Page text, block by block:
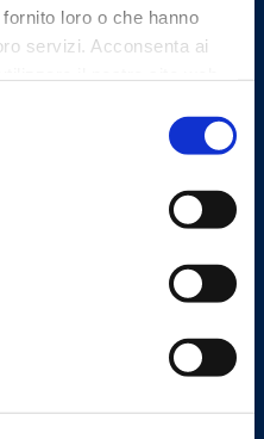
loro o che hanno
servizi. Acconsenta ai